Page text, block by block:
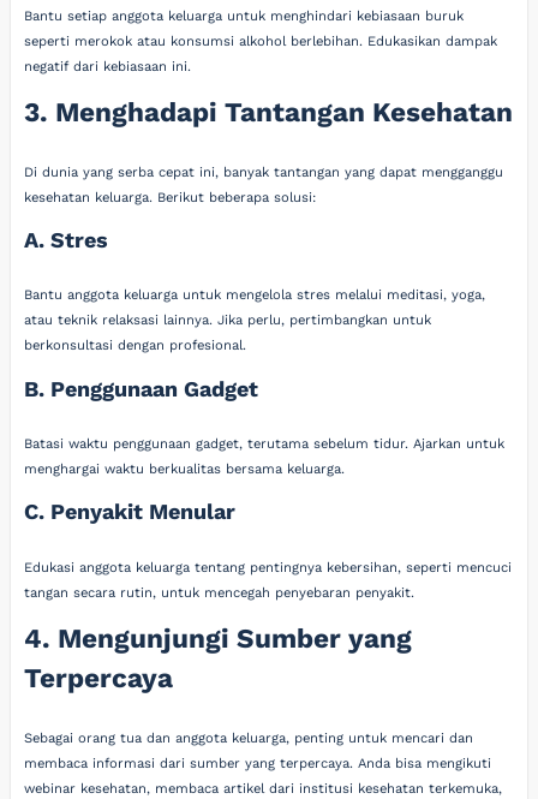
Bantu setiap anggota keluarga untuk menghindari kebiasaan buruk
seperti merokok atau konsumsi alkohol berlebihan. Edukasikan dampak
negatif dari kebiasaan ini.
3. Menghadapi Tantangan Kesehatan
Di dunia yang serba cepat ini, banyak tantangan yang dapat mengganggu
kesehatan keluarga. Berikut beberapa solusi:
A. Stres
Bantu anggota keluarga untuk mengelola stres melalui meditasi, yoga,
atau teknik relaksasi lainnya. Jika perlu, pertimbangkan untuk
berkonsultasi dengan profesional.
B. Penggunaan Gadget
Batasi waktu penggunaan gadget, terutama sebelum tidur. Ajarkan untuk
menghargai waktu berkualitas bersama keluarga.
C. Penyakit Menular
Edukasi anggota keluarga tentang pentingnya kebersihan, seperti mencuci
tangan secara rutin, untuk mencegah penyebaran penyakit.
4. Mengunjungi Sumber yang
Terpercaya
Sebagai orang tua dan anggota keluarga, penting untuk mencari dan
membaca informasi dari sumber yang terpercaya. Anda bisa mengikuti
webinar kesehatan, membaca artikel dari institusi kesehatan terkemuka,